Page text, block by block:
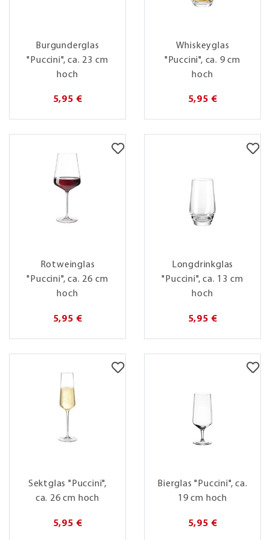
Burgunderglas
"Puccini", ca. 23 cm
hoch
5,95 €
Whiskeyglas
"Puccini", ca. 9 cm
hoch
5,95 €
Rotweinglas
"Puccini", ca. 26 cm
hoch
5,95 €
Longdrinkglas
"Puccini", ca. 13 cm
hoch
5,95 €
Sektglas "Puccini",
ca. 26 cm hoch
5,95 €
Bierglas "Puccini", ca.
19 cm hoch
5,95 €